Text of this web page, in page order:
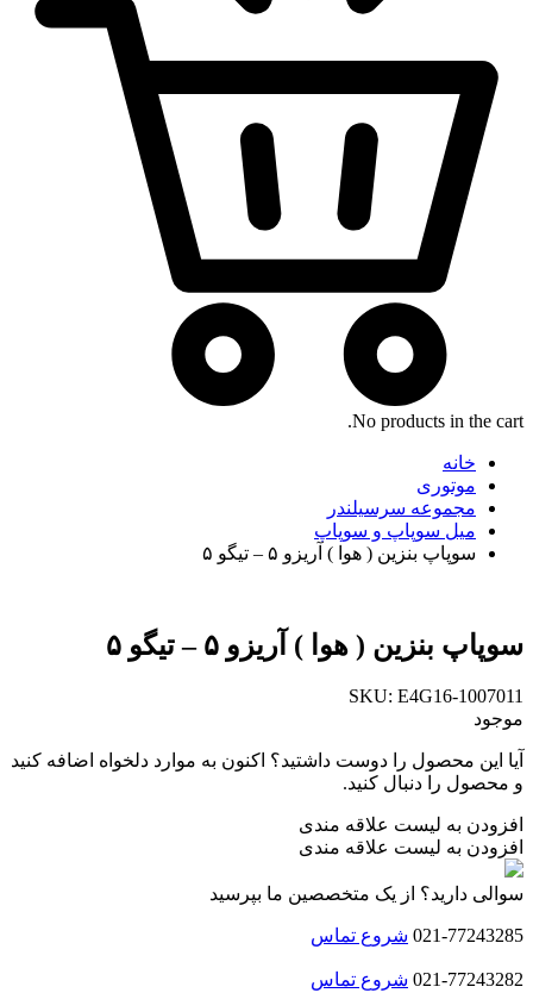
No products in the cart.
خانه
موتوری
مجموعه سرسیلندر
میل سوپاپ و سوپاپ
سوپاپ بنزین ( هوا ) آریزو ۵ – تیگو ۵
سوپاپ بنزین ( هوا ) آریزو ۵ – تیگو ۵
SKU: E4G16-1007011
موجود
آیا این محصول را دوست داشتید؟ اکنون به موارد دلخواه اضافه کنید
و محصول را دنبال کنید.
افزودن به لیست علاقه مندی
افزودن به لیست علاقه مندی
سوالی دارید؟ از یک متخصصین ما بپرسید
021-77243285 شروع تماس
021-77243282 شروع تماس